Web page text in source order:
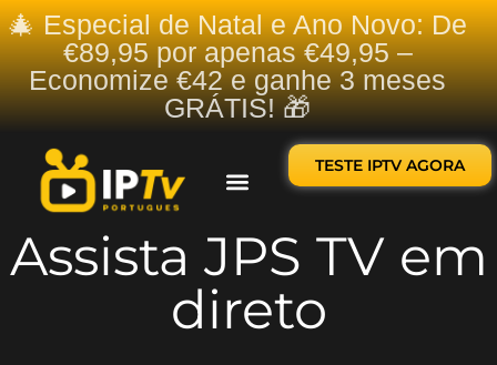
🎄 Especial de Natal e Ano Novo: De
€89,95 por apenas €49,95 –
Economize €42 e ganhe 3 meses
GRÁTIS! 🎁
TESTE IPTV AGORA
Assista JPS TV em
direto